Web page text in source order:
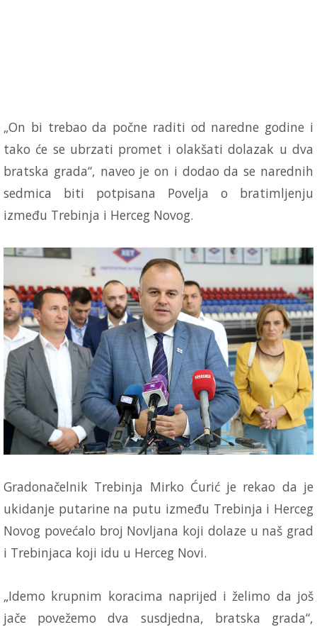
„On bi trebao da počne raditi od naredne godine i
tako će se ubrzati promet i olakšati dolazak u dva
bratska grada“, naveo je on i dodao da se narednih
sedmica biti potpisana Povelja o bratimljenju
između Trebinja i Herceg Novog.
Gradonačelnik Trebinja Mirko Ćurić je rekao da je
ukidanje putarine na putu između Trebinja i Herceg
Novog povećalo broj Novljana koji dolaze u naš grad
i Trebinjaca koji idu u Herceg Novi.
„Idemo krupnim koracima naprijed i želimo da još
jače povežemo dva susdjedna, bratska grada“,